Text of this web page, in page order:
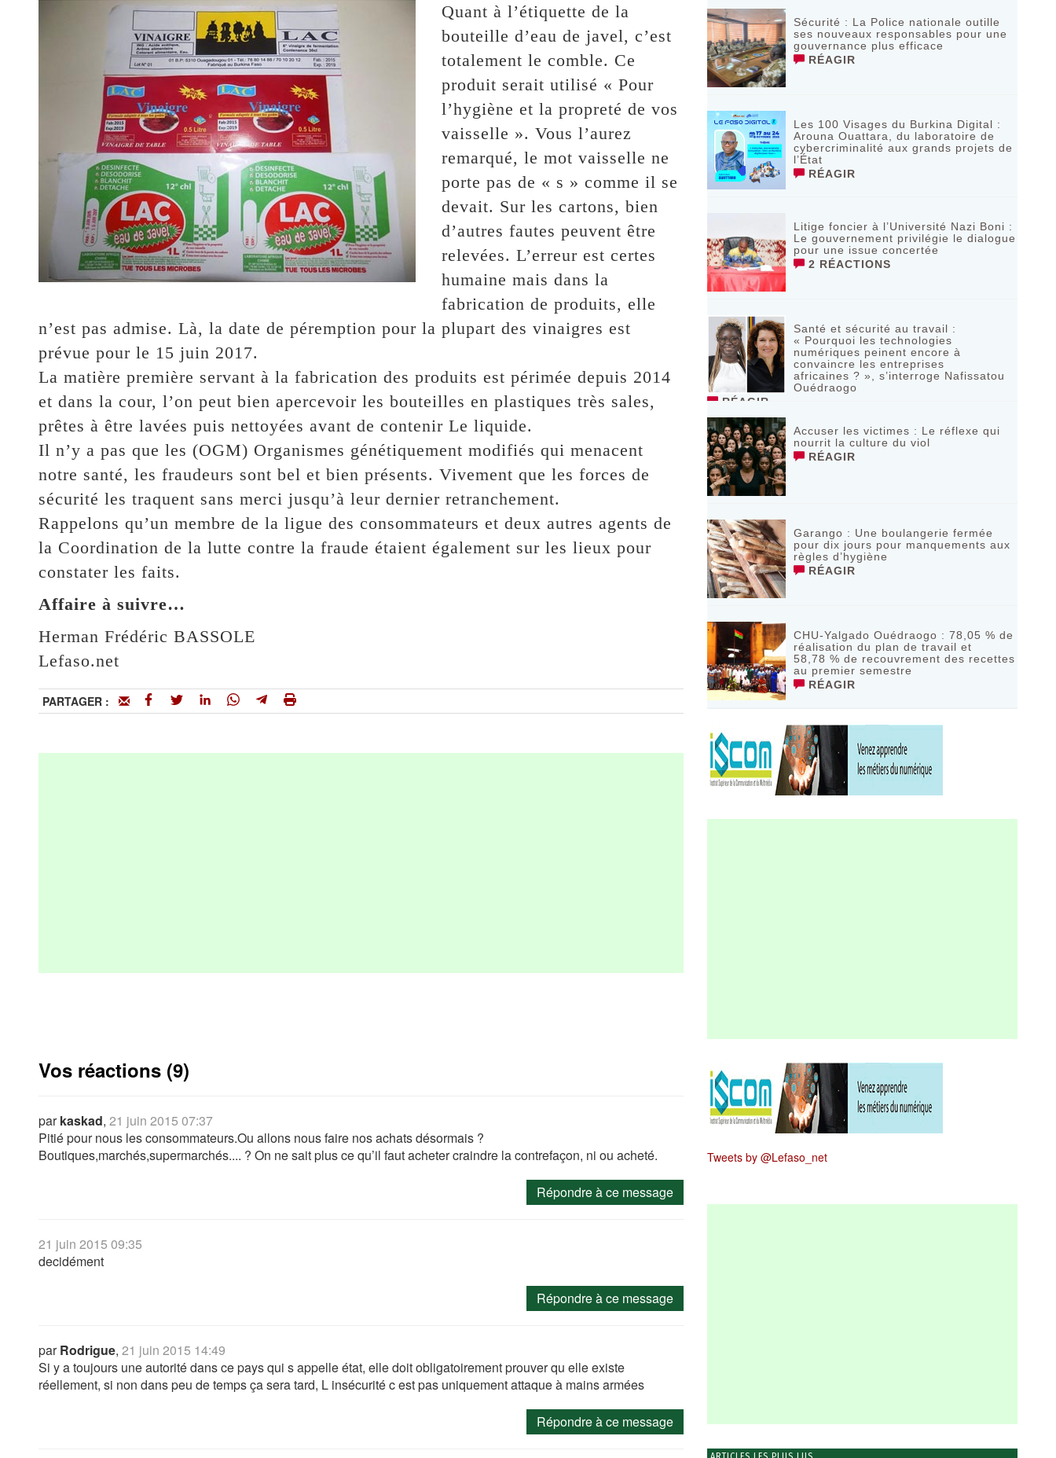
Quant à l’étiquette de la
bouteille d’eau de javel, c’est
totalement le comble. Ce
produit serait utilisé « Pour
l’hygiène et la propreté de vos
vaisselle ». Vous l’aurez
remarqué, le mot vaisselle ne
porte pas de « s » comme il se
devait. Sur les cartons, bien
d’autres fautes peuvent être
relevées. L’erreur est certes
humaine mais dans la
fabrication de produits, elle
n’est pas admise. Là, la date de péremption pour la plupart des vinaigres est
prévue pour le 15 juin 2017.
La matière première servant à la fabrication des produits est périmée depuis 2014
et dans la cour, l’on peut bien apercevoir les bouteilles en plastiques très sales,
prêtes à être lavées puis nettoyées avant de contenir Le liquide.
Il n’y a pas que les (OGM) Organismes génétiquement modifiés qui menacent
notre santé, les fraudeurs sont bel et bien présents. Vivement que les forces de
sécurité les traquent sans merci jusqu’à leur dernier retranchement.
Rappelons qu’un membre de la ligue des consommateurs et deux autres agents de
la Coordination de la lutte contre la fraude étaient également sur les lieux pour
constater les faits.
Affaire à suivre…
Herman Frédéric BASSOLE
Lefaso.net
PARTAGER :
Vos réactions (9)
parkaskad, 21 juin 2015 07:37
Pitié pour nous les consommateurs.Ou allons nous faire nos achats désormais ?
Boutiques,marchés,supermarchés.... ? On ne sait plus ce qu’il faut acheter craindre la contrefaçon, ni ou acheté.
Répondre à ce message
21 juin 2015 09:35
decidément
Répondre à ce message
parRodrigue, 21 juin 2015 14:49
Si y a toujours une autorité dans ce pays qui s appelle état, elle doit obligatoirement prouver qu elle existe
réellement, si non dans peu de temps ça sera tard, L insécurité c est pas uniquement attaque à mains armées
Répondre à ce message
Sécurité : La Police nationale outille
ses nouveaux responsables pour une
gouvernance plus efficace
RÉAGIR
Les 100 Visages du Burkina Digital :
Arouna Ouattara, du laboratoire de
cybercriminalité aux grands projets de
l’État
RÉAGIR
Litige foncier à l’Université Nazi Boni :
Le gouvernement privilégie le dialogue
pour une issue concertée
2 RÉACTIONS
Santé et sécurité au travail :
« Pourquoi les technologies
numériques peinent encore à
convaincre les entreprises
africaines ? », s’interroge Nafissatou
Ouédraogo
RÉAGIR
Accuser les victimes : Le réflexe qui
nourrit la culture du viol
RÉAGIR
Garango : Une boulangerie fermée
pour dix jours pour manquements aux
règles d’hygiène
RÉAGIR
CHU-Yalgado Ouédraogo : 78,05 % de
réalisation du plan de travail et
58,78 % de recouvrement des recettes
au premier semestre
RÉAGIR
Tweets by @Lefaso_net